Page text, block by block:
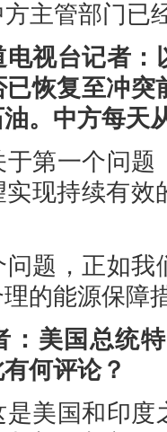
主管部门已
视台记者：
恢复至冲
。中方每天
第一个问题
现持续有
问题，正如
的能源保障
：美国总统
何评论？
美国和印度